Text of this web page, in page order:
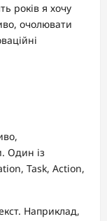
років я хочу
очолювати
Один із
Task, Action,
Наприклад,